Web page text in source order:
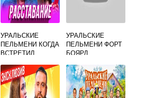
УРАЛЬСКИЕ
ПЕЛЬМЕНИ КОГДА
ВСТРЕТИЛ
УРАЛЬСКИЕ
ПЕЛЬМЕНИ ФОРТ
БОЯРД